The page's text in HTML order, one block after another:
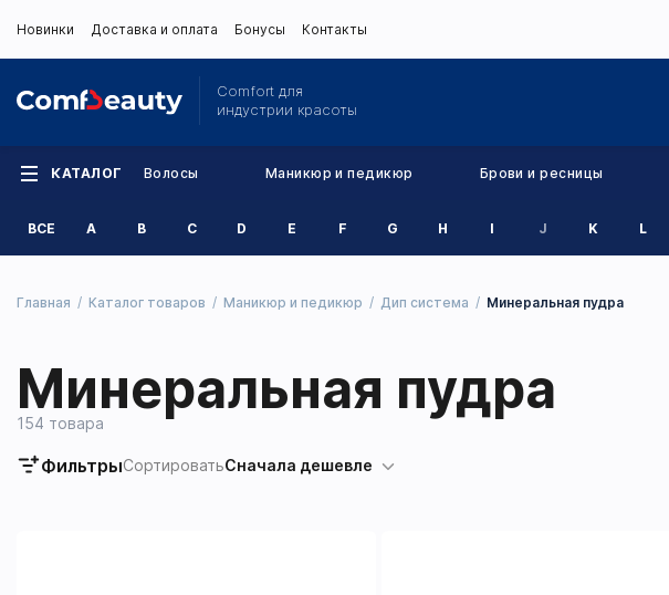
Новинки Доставка и оплата Бонусы Контакты
Comfort для
индустрии красоты
КАТАЛОГ Волосы Маникюр и педикюр Брови и ресницы
ВСЕ A B C D E F G H I J K L
Главная Каталог товаров Маникюр и педикюр Дип система Минеральная пудра
Минеральная пудра
154 товара
ФильтрыСортироватьСначала дешевле